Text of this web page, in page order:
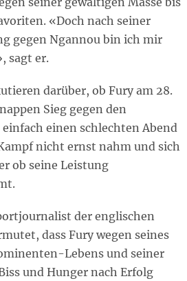
«Doch nach seiner
gegen Ngannou bin ich mir
sagt er.
darüber, ob Fury am 28.
Sieg gegen den
einen schlechten Abend
nicht ernst nahm und sich
ob seine Leistung
der englischen
dass Fury wegen seines
Lebens und seiner
und Hunger nach Erfolg